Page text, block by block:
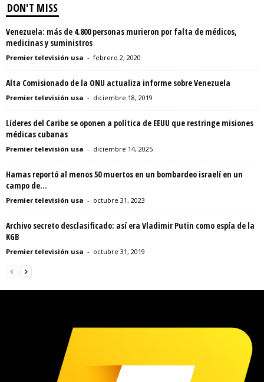
DON'T MISS
Venezuela: más de 4.800 personas murieron por falta de médicos,
medicinas y suministros
Premier televisión usa - febrero 2, 2020
Alta Comisionado de la ONU actualiza informe sobre Venezuela
Premier televisión usa - diciembre 18, 2019
Líderes del Caribe se oponen a política de EEUU que restringe misiones
médicas cubanas
Premier televisión usa - diciembre 14, 2025
Hamas reportó al menos 50 muertos en un bombardeo israelí en un
campo de...
Premier televisión usa - octubre 31, 2023
Archivo secreto desclasificado: así era Vladimir Putin como espía de la
KGB
Premier televisión usa - octubre 31, 2019